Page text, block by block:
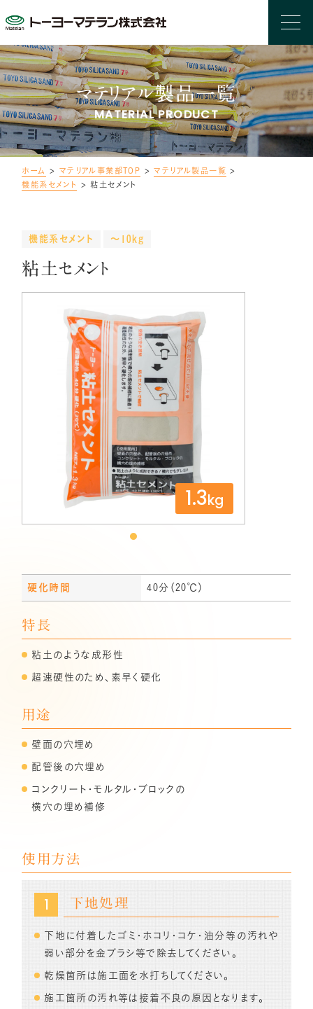
マテリアル製品一覧
MATERIAL PRODUCT
ホーム > マテリアル事業部TOP >マテリアル製品一覧 >
機能系セメント
> 粘土セメント
機能系セメント ～10kg
粘土セメント
1.3kg
硬化時間 40分（20℃）
特長
粘土のような成形性
超速硬性のため、素早く硬化
用途
壁面の穴埋め
配管後の穴埋め
コンクリート・モルタル・ブロックの
横穴の埋め補修
使用方法
下地処理
下地に付着したゴミ・ホコリ・コケ・油分等の汚れや
弱い部分を金ブラシ等で除去してください。
乾燥箇所は施工面を水打ちしてください。
施工箇所の汚れ等は接着不良の原因となります。